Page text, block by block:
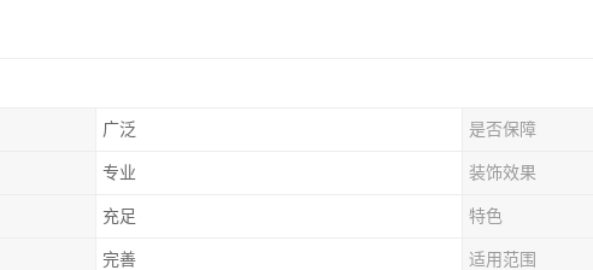
广泛 是否保障
专业 装饰效果
充足 特色
完善 适用范围